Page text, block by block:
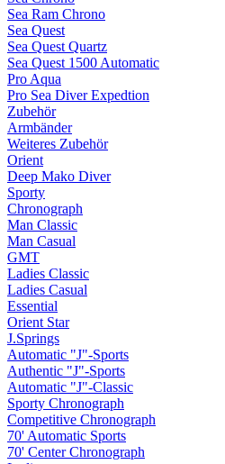
Sea Ram Chrono
Sea Quest
Sea Quest Quartz
Sea Quest 1500 Automatic
Pro Aqua
Pro Sea Diver Expedtion
Zubehör
Armbänder
Weiteres Zubehör
Orient
Deep Mako Diver
Sporty
Chronograph
Man Classic
Man Casual
GMT
Ladies Classic
Ladies Casual
Essential
Orient Star
J.Springs
Automatic "J"-Sports
Authentic "J"-Sports
Automatic "J"-Classic
Sporty Chronograph
Competitive Chronograph
70' Automatic Sports
70' Center Chronograph